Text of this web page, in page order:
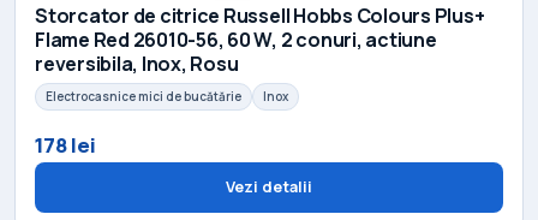
Storcator de citrice Russell Hobbs Colours Plus+
Flame Red 26010-56, 60 W, 2 conuri, actiune
reversibila, Inox, Rosu
Electrocasnice mici de bucătărie Inox
178 lei
Vezi detalii